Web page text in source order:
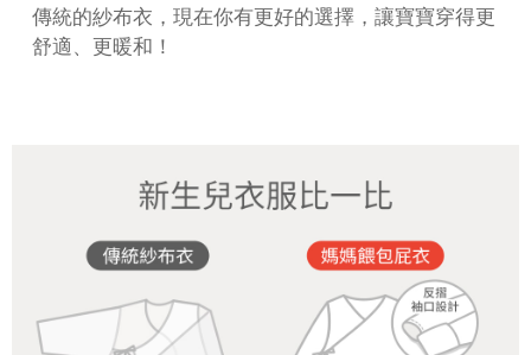
傳統的紗布衣，現在你有更好的選擇，讓寶寶穿得更
舒適、更暖和！